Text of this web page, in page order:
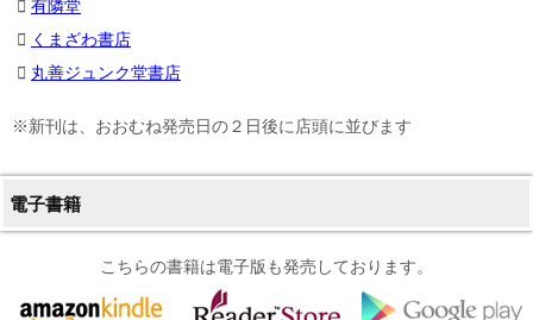
有隣堂
くまざわ書店
丸善ジュンク堂書店
※新刊は、おおむね発売日の２日後に店頭に並びます
電子書籍
こちらの書籍は電子版も発売しております。